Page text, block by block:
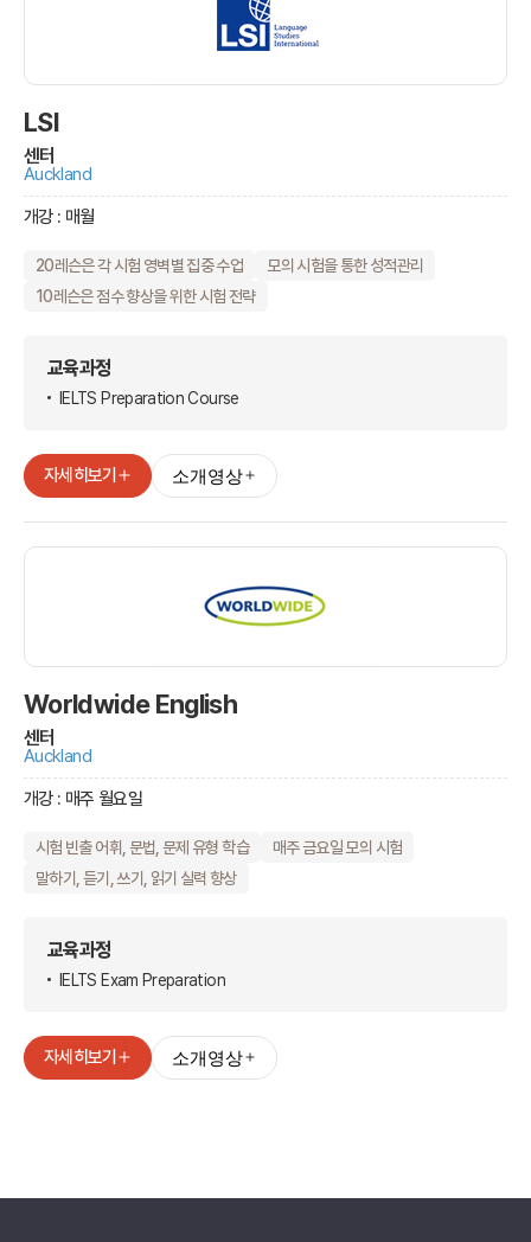
LSI
센터
Auckland
개강 : 매월
20레슨은 각 시험 영벽별 집중 수업
모의 시험을 통한 성적관리
10레슨은 점수 향상을 위한 시험 전략
교육과정
IELTS Preparation Course
자세히보기 소개영상
Worldwide English
센터
Auckland
개강 : 매주 월요일
시험 빈출 어휘, 문법, 문제 유형 학습
매주 금요일 모의 시험
말하기, 듣기, 쓰기, 읽기 실력 향상
교육과정
IELTS Exam Preparation
자세히보기 소개영상